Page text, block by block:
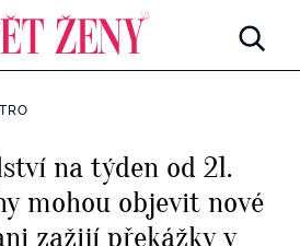
na týden od 21.
mohou objevit nové
zažijí překážky v